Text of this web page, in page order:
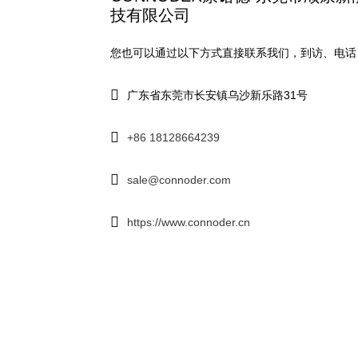
技有限公司
您也可以通过以下方式直接联系我们，到访、电
广东省东莞市长安镇乌沙新乐路31号
+86 18128664239
sale@connoder.com
https://www.connoder.cn